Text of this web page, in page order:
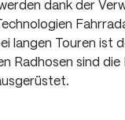
dank der
langen Touren
Radhosen sind die